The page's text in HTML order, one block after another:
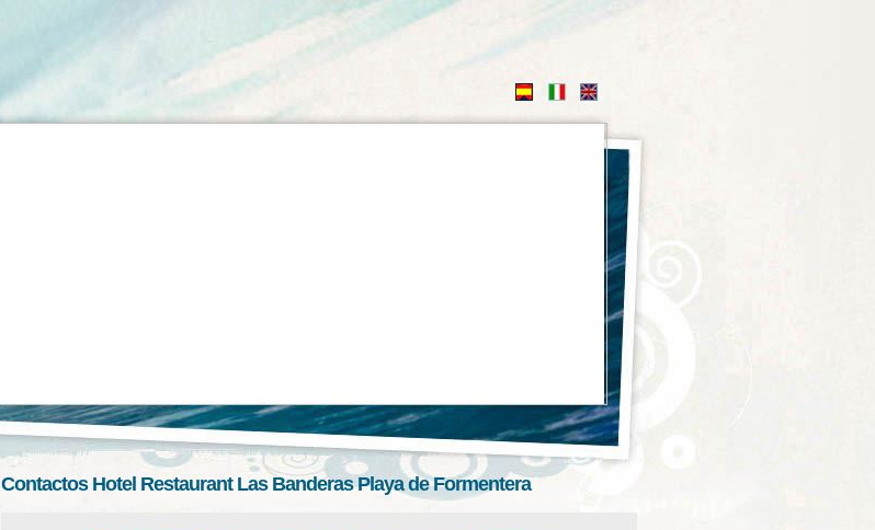
Contactos Hotel Restaurant Las Banderas Playa de Formentera